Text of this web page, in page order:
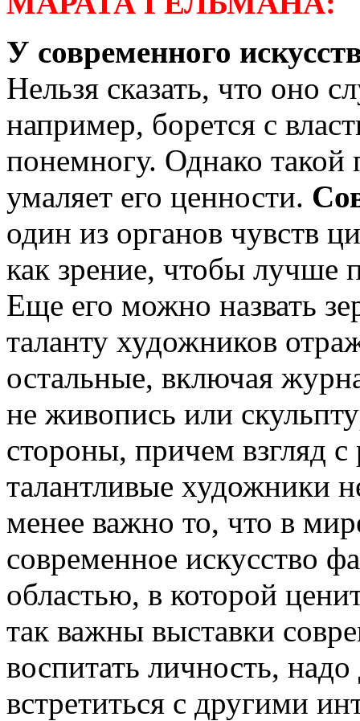
У современного
Нельзя сказать, что оно
например, борется с
понемногу. Однако такой
умаляет его ценности.
один из органов чувств
как зрение, чтобы
Еще его можно назвать
таланту художников
остальные, включая
не живопись или
стороны, причем взгляд с
талантливые художники
менее важно то, что в
современное искусство
областью, в которой
так важны выставки
воспитать личность,
встретиться с другими